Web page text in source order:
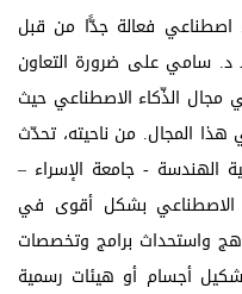
اصطناعي فعالة جدًّا من قبل
سامي على ضرورة التعاون
مجال الذّكاء الاصطناعي حيث
المجال. من ناحيته، تحدّث
الهندسة - جامعة الإسراء –
الاصطناعي بشكل أقوى في
واستحداث برامج وتخصصات
أجسام أو هيئات رسمية